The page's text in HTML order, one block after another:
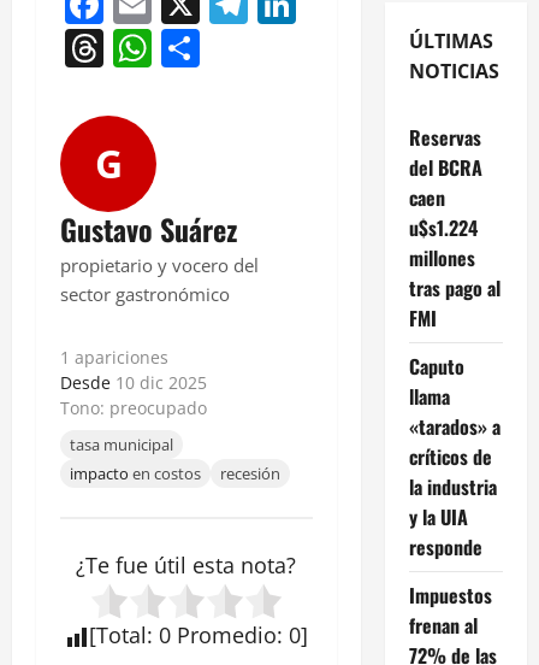
Threads
WhatsApp
G
Gustavo Suárez
propietario y vocero del
sector gastronómico
1 apariciones
Desde 10 dic 2025
Tono: preocupado
tasa municipal
impacto en costos recesión
¿Te fue útil esta nota?
[Total: 0 Promedio: 0]
ÚLTIMAS
NOTICIAS
Reservas
del BCRA
caen
u$s1.224
millones
tras pago al
FMI
Caputo
llama
«tarados» a
críticos de
la industria
y la UIA
responde
Impuestos
frenan al
72% de las